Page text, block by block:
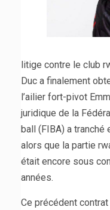
litige contre le club
Duc a finalement
l’ailier fort-pivot
juridique de la
ball (FIBA) a tranché
alors que la partie
était encore sous
années.
Ce précédent